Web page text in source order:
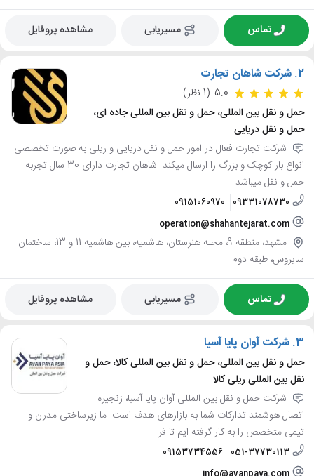
تماس مسیریابی مشاهده پروفایل
2. شرکت شاهان تجارت
5.0 (1 نظر)
حمل و نقل بین المللی، حمل و نقل بین المللی جاده ای،
حمل و نقل دریایی
شرکت تجارت فعال در امور حمل و نقل دریایی و ریلی به صورت تخصصی
انواع بار کوچک و بزرگ را ارسال میکند. شاهان تجارت دارای 30 سال تجربه
حمل و نقل میباشد....
09331078730
09151060970
operation@shahantejarat.com
مشهد، منطقه 9، محله هنرستان، هاشمیه، بین هاشمیه 11 و 13، ساختمان
سایروس، طبقه دوم
تماس مسیریابی مشاهده پروفایل
3. شرکت آوان پایا آسیا
حمل و نقل بین المللی، حمل و نقل بین المللی کالا، حمل و
نقل بین المللی ریلی کالا
شرکت حمل و نقل بین المللی آوان پایا آسیا، زنجیره
اتصال هوشمند تدارکات شما به بازارهای هدف است. ما زیرساختی مدرن و
تیمی متخصص را به کار گرفته ایم تا فر...
051-37730113
09153734556